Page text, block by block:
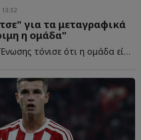
για τα μεταγραφικά
η ομάδα"
Ο ρεπόρτερ της Ένωσης τόνισε ότι η ομάδα είναι έτοιμη γ...